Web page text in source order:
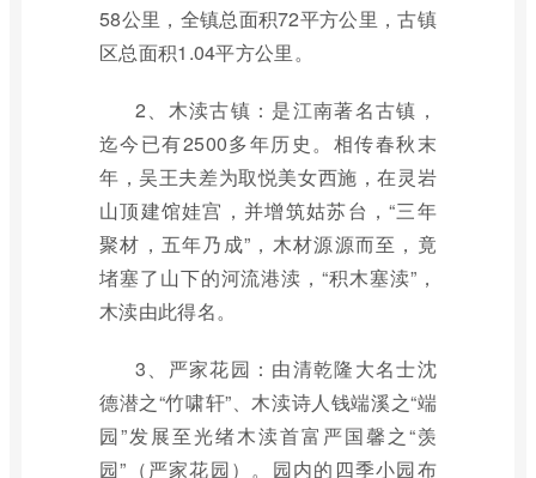
58公里，全镇总面积72平方公里，古镇
区总面积1.04平方公里。
2、木渎古镇：是江南著名古镇，
迄今已有2500多年历史。相传春秋末
年，吴王夫差为取悦美女西施，在灵岩
山顶建馆娃宫，并增筑姑苏台，“三年
聚材，五年乃成”，木材源源而至，竟
堵塞了山下的河流港渎，“积木塞渎”，
木渎由此得名。
3、严家花园：由清乾隆大名士沈
德潜之“竹啸轩”、木渎诗人钱端溪之“端
园”发展至光绪木渎首富严国馨之“羡
园”（严家花园）。园内的四季小园布